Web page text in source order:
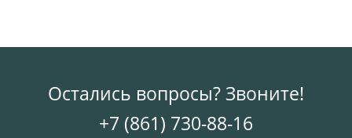
Остались вопросы? Звоните!
+7 (861) 730-88-16